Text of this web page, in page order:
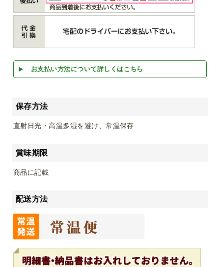
お支払い方法について詳しくはこちら
保存方法
直射日光・高温多湿を避け、常温保存
賞味期限
商品に記載
配送方法